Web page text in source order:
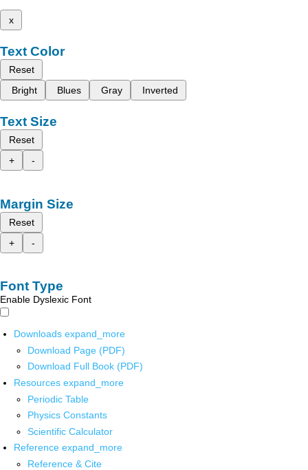
x
Text Color
Reset
Bright
Blues Gray Inverted
Text Size
Reset
+
-
Margin Size
Reset
+
-
Font Type
Enable Dyslexic Font
Downloads expand_more
Download Page (PDF)
Download Full Book (PDF)
Resources expand_more
Periodic Table
Physics Constants
Scientific Calculator
Reference expand_more
Reference & Cite